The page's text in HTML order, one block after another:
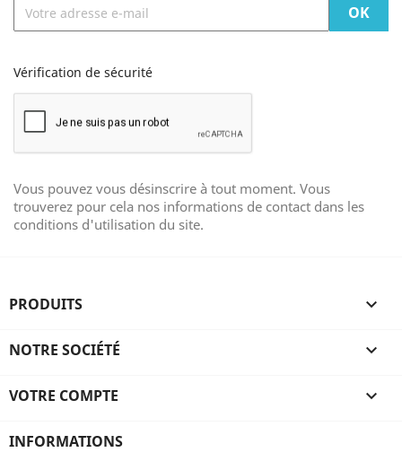
Vérification de sécurité
Vous pouvez vous désinscrire à tout moment. Vous
trouverez pour cela nos informations de contact dans les
conditions d'utilisation du site.
PRODUITS 
NOTRE SOCIÉTÉ 
VOTRE COMPTE 
INFORMATIONS